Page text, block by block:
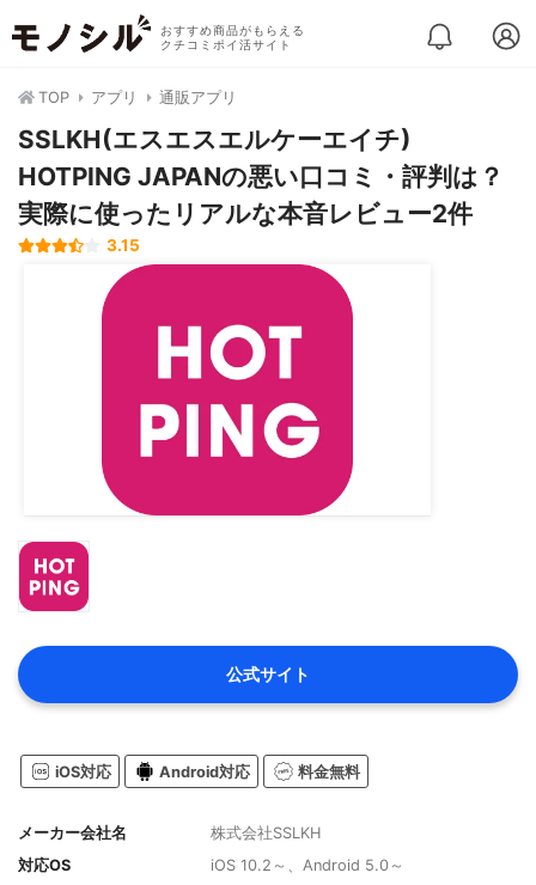
おすすめ商品がもらえる
クチコミポイ活サイト
TOP アプリ 通販アプリ
SSLKH(エスエスエルケーエイチ)
HOTPING JAPANの悪い口コミ・評判は？
実際に使ったリアルな本音レビュー2件
3.15
公式サイト
iOS対応 Android対応 料金無料
メーカー会社名
株式会社SSLKH
対応OS
iOS 10.2～、Android 5.0～